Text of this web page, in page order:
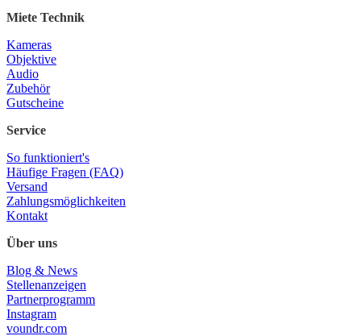
Miete Technik
Kameras
Objektive
Audio
Zubehör
Gutscheine
Service
So funktioniert's
Häufige Fragen (FAQ)
Versand
Zahlungsmöglichkeiten
Kontakt
Über uns
Blog & News
Stellenanzeigen
Partnerprogramm
Instagram
voundr.com